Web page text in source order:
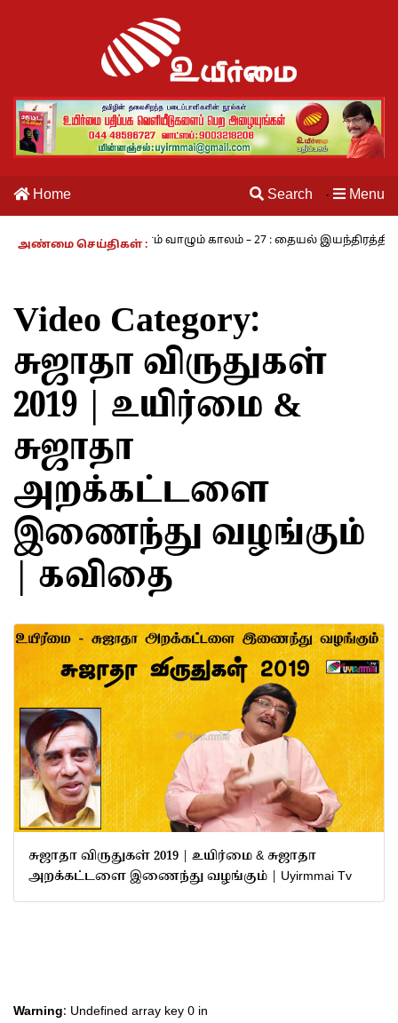
Home Search · Menu
அண்மை செய்திகள் :
- அ.ராமசாமி நாம் வாழும் காலம் – 27 : தையல் இயந்திரத்தின்
Video Category:
சுஜாதா விருதுகள்
2019 | உயிர்மை &
சுஜாதா
அறக்கட்டளை
இணைந்து வழங்கும்
| கவிதை
சுஜாதா விருதுகள் 2019 | உயிர்மை & சுஜாதா
அறக்கட்டளை இணைந்து வழங்கும் | Uyirmmai Tv
Warning: Undefined array key 0 in